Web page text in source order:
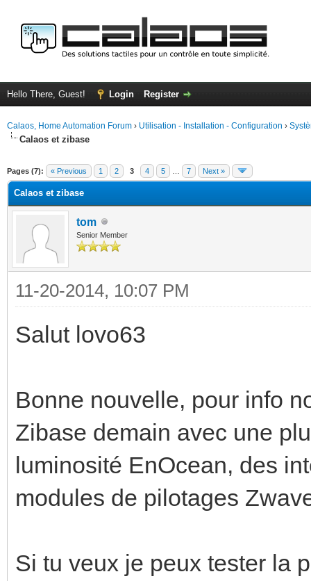
Hello There, Guest! Login Register
Calaos, Home Automation Forum › Utilisation - Installation - Configuration ›
Calaos et zibase
Pages (7): « Previous 1 2 3 4 5 7 Next »
Calaos et zibase
tom
Senior Member
11-20-2014, 10:07 PM
Salut lovo63
Bonne nouvelle, pour info
Zibase demain avec une
luminosité EnOcean, des
modules de pilotages
Si tu veux je peux tester la